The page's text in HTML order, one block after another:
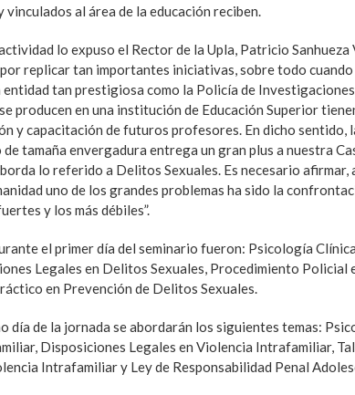
al área de la educación reciben.
lo expuso el Rector de la Upla, Patricio Sanhueza
replicar tan importantes iniciativas, sobre todo cuando
entidad tan prestigiosa como la Policía de
producen en una institución de Educación Superior
y capacitación de futuros profesores. En dicho sentido,
tamaña envergadura entrega un gran plus a nuestra
lo referido a Delitos Sexuales. Es necesario afirmar,
uno de los grandes problemas ha sido la
y los más débiles”.
el primer día del seminario fueron: Psicología
Legales en Delitos Sexuales, Procedimiento Policial
en Prevención de Delitos Sexuales.
día de la jornada se abordarán los siguientes temas:
Disposiciones Legales en Violencia Intrafamiliar,
Intrafamiliar y Ley de Responsabilidad Penal